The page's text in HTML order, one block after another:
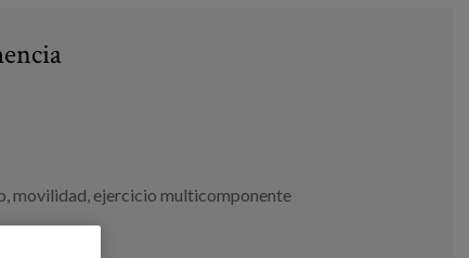
,movilidad, ejercicio multicomponente